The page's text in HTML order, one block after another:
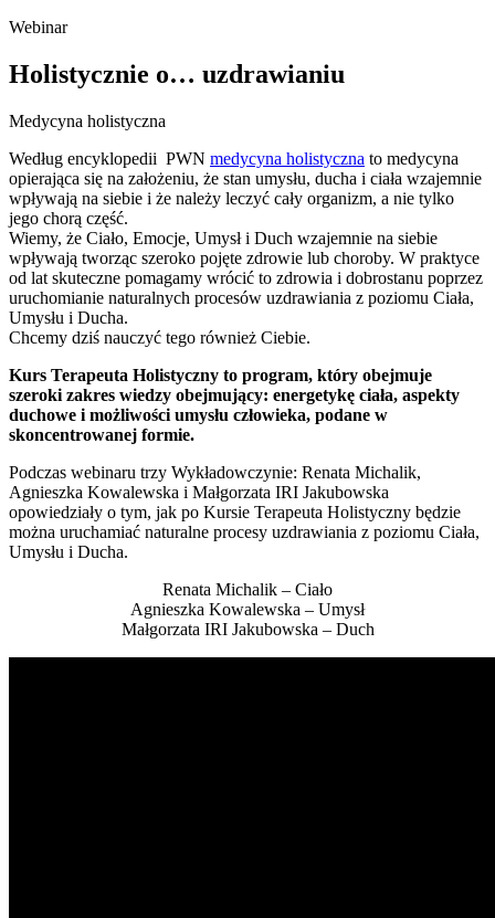
Webinar
Holistycznie o… uzdrawianiu
Medycyna holistyczna
Według encyklopedii PWN medycyna holistyczna to medycyna
opierająca się na założeniu, że stan umysłu, ducha i ciała wzajemnie
wpływają na siebie i że należy leczyć cały organizm, a nie tylko
jego chorą część.
Wiemy, że Ciało, Emocje, Umysł i Duch wzajemnie na siebie
wpływają tworząc szeroko pojęte zdrowie lub choroby. W praktyce
od lat skuteczne pomagamy wrócić to zdrowia i dobrostanu poprzez
uruchomianie naturalnych procesów uzdrawiania z poziomu Ciała,
Umysłu i Ducha.
Chcemy dziś nauczyć tego również Ciebie.
Kurs Terapeuta Holistyczny to program, który obejmuje
szeroki zakres wiedzy obejmujący: energetykę ciała, aspekty
duchowe i możliwości umysłu człowieka, podane w
skoncentrowanej formie.
Podczas webinaru trzy Wykładowczynie: Renata Michalik,
Agnieszka Kowalewska i Małgorzata IRI Jakubowska
opowiedziały o tym, jak po Kursie Terapeuta Holistyczny będzie
można uruchamiać naturalne procesy uzdrawiania z poziomu Ciała,
Umysłu i Ducha.
Renata Michalik – Ciało
Agnieszka Kowalewska – Umysł
Małgorzata IRI Jakubowska – Duch